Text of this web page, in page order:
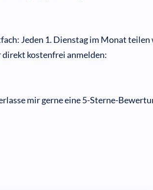
Jeden 1. Dienstag im Monat
kostenfrei anmelden:
mir gerne eine 5-Sterne-